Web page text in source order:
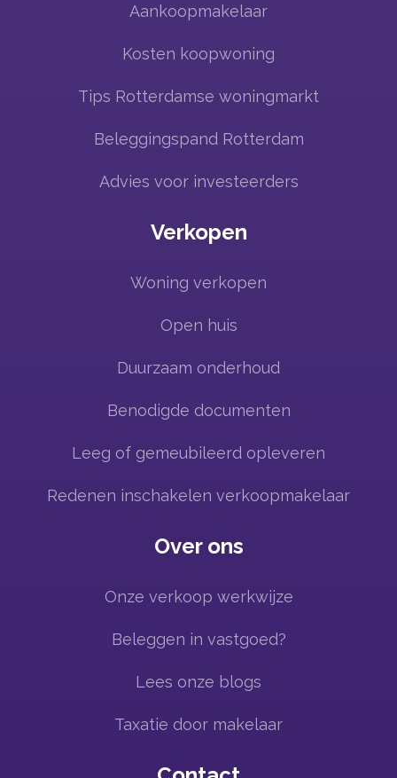
Aankoopmakelaar
Kosten koopwoning
Tips Rotterdamse woningmarkt
Beleggingspand Rotterdam
Advies voor investeerders
Verkopen
Woning verkopen
Open huis
Duurzaam onderhoud
Benodigde documenten
Leeg of gemeubileerd opleveren
Redenen inschakelen verkoopmakelaar
Over ons
Onze verkoop werkwijze
Beleggen in vastgoed?
Lees onze blogs
Taxatie door makelaar